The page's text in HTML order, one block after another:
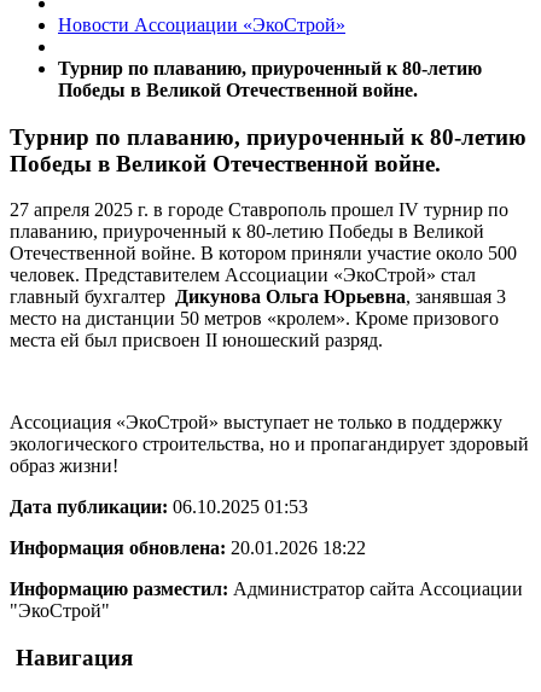
Новости Ассоциации «ЭкоСтрой»
Турнир по плаванию, приуроченный к 80-летию
Победы в Великой Отечественной войне.
Турнир по плаванию, приуроченный к 80-летию
Победы в Великой Отечественной войне.
27 апреля 2025 г. в городе Ставрополь прошел IV турнир по
плаванию, приуроченный к 80-летию Победы в Великой
Отечественной войне. В котором приняли участие около 500
человек. Представителем Ассоциации «ЭкоСтрой» стал
главный бухгалтер Дикунова Ольга Юрьевна, занявшая 3
место на дистанции 50 метров «кролем». Кроме призового
места ей был присвоен II юношеский разряд.
Ассоциация «ЭкоСтрой» выступает не только в поддержку
экологического строительства, но и пропагандирует здоровый
образ жизни!
Дата публикации: 06.10.2025 01:53
Информация обновлена: 20.01.2026 18:22
Информацию разместил: Администратор сайта Ассоциации
"ЭкоСтрой"
Навигация